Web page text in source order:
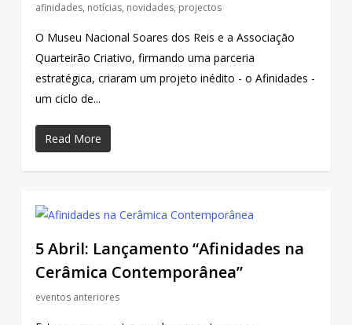
afinidades, notícias, novidades, projectos
O Museu Nacional Soares dos Reis e a Associação
Quarteirão Criativo, firmando uma parceria
estratégica, criaram um projeto inédito - o Afinidades -
um ciclo de...
Read More
5 Abril: Lançamento “Afinidades na
Cerâmica Contemporânea”
eventos anteriores